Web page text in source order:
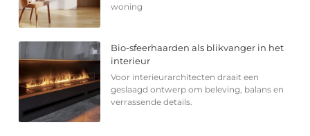
woning
Bio-sfeerhaarden als blikvanger in het
interieur
Voor interieurarchitecten draait een
geslaagd ontwerp om beleving, balans en
verrassende details.